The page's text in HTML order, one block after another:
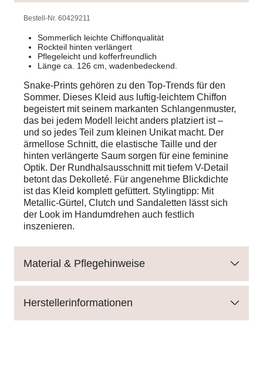
Bestell-Nr. 60429211
Sommerlich leichte Chiffonqualität
Rockteil hinten verlängert
Pflegeleicht und kofferfreundlich
Länge ca. 126 cm, wadenbedeckend.
Snake-Prints gehören zu den Top-Trends für den
Sommer. Dieses Kleid aus luftig-leichtem Chiffon
begeistert mit seinem markanten Schlangenmuster,
das bei jedem Modell leicht anders platziert ist –
und so jedes Teil zum kleinen Unikat macht. Der
ärmellose Schnitt, die elastische Taille und der
hinten verlängerte Saum sorgen für eine feminine
Optik. Der Rundhalsausschnitt mit tiefem V-Detail
betont das Dekolleté. Für angenehme Blickdichte
ist das Kleid komplett gefüttert. Stylingtipp: Mit
Metallic-Gürtel, Clutch und Sandaletten lässt sich
der Look im Handumdrehen auch festlich
inszenieren.
Material & Pflegehinweise
Herstellerinformationen